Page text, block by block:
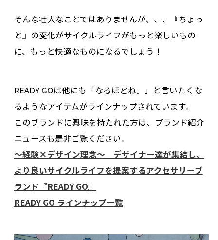
そんな壮大なことではありませんが、、、『ちょっ
と』の変化がサイクルライフがもっと楽しいもの
に、もっと快適なものになるでしょう！
READY GOは他にも「なるほどね。」と言いたくな
るようなアイテムがラインナップされています。
このブランドに興味を持たれた方は、ブランド紹介
ニュースも是非ご覧ください。
〜経験×デザイン理念〜 デザイナー達が集結し、
より良いサイクルライフを提案するアクセサリーブ
ランド『READY GO』
READY GO ラインナップ一覧